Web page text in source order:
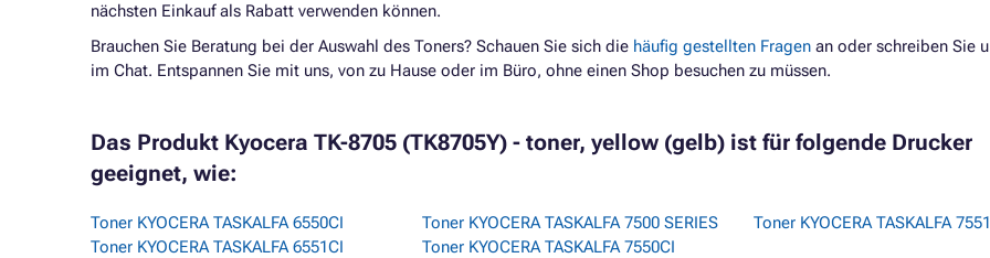
nächsten Einkauf als Rabatt verwenden können.
Brauchen Sie Beratung bei der Auswahl des Toners? Schauen Sie sich die häufig gestellten Fragen an oder schreiben Sie
im Chat. Entspannen Sie mit uns, von zu Hause oder im Büro, ohne einen Shop besuchen zu müssen.
Das Produkt Kyocera TK-8705 (TK8705Y) - toner, yellow (gelb) ist für folgende Drucker
geeignet, wie:
Toner KYOCERA TASKALFA 6550CI
Toner KYOCERA TASKALFA 6551CI
Toner KYOCERA TASKALFA 7500 SERIES
Toner KYOCERA TASKALFA 7550CI
Toner KYOCERA TASKALFA